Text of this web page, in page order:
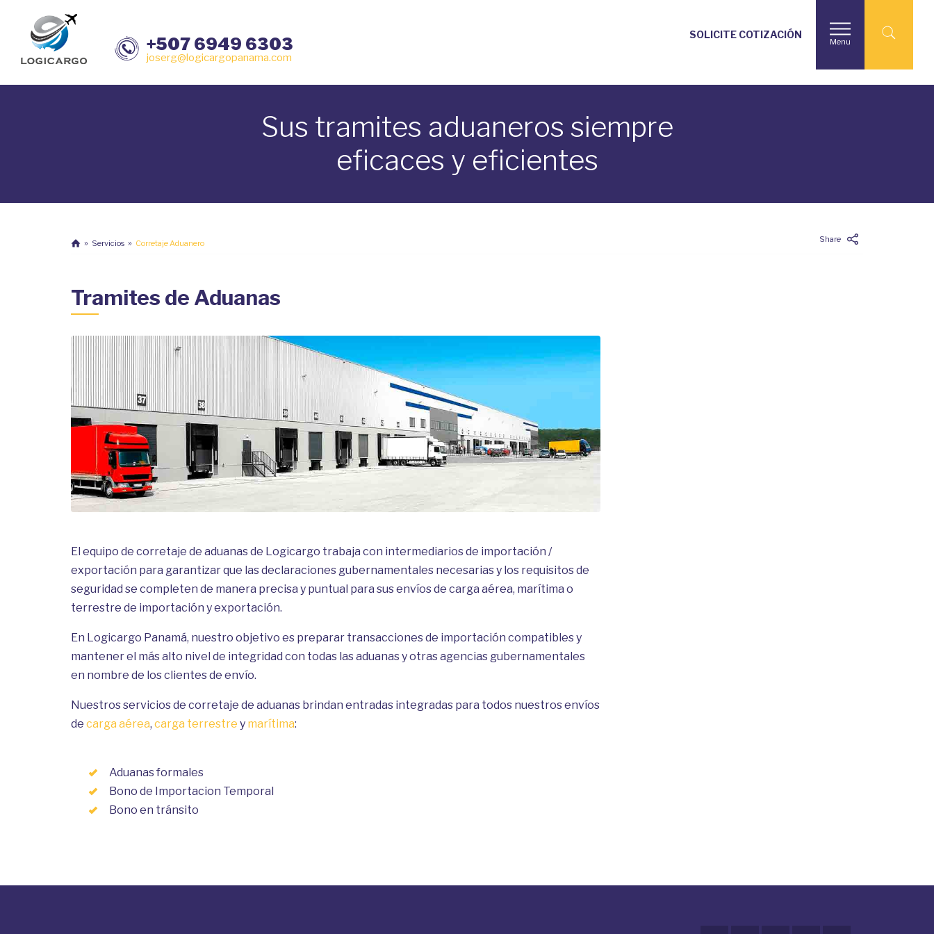
+507 6949 6303
joserg@logicargopanama.com
SOLICITE COTIZACIÓN
Menu
Sus tramites aduaneros siempre
eficaces y eficientes
Servicios Corretaje Aduanero Share
Tramites de Aduanas
El equipo de corretaje de aduanas de Logicargo trabaja con intermediarios de importación /
exportación para garantizar que las declaraciones gubernamentales necesarias y los requisitos de
seguridad se completen de manera precisa y puntual para sus envíos de carga aérea, marítima o
terrestre de importación y exportación.
En Logicargo Panamá, nuestro objetivo es preparar transacciones de importación compatibles y
mantener el más alto nivel de integridad con todas las aduanas y otras agencias gubernamentales
en nombre de los clientes de envío.
Nuestros servicios de corretaje de aduanas brindan entradas integradas para todos nuestros envíos
de carga aérea, carga terrestre y marítima:
Aduanas formales
Bono de Importacion Temporal
Bono en tránsito